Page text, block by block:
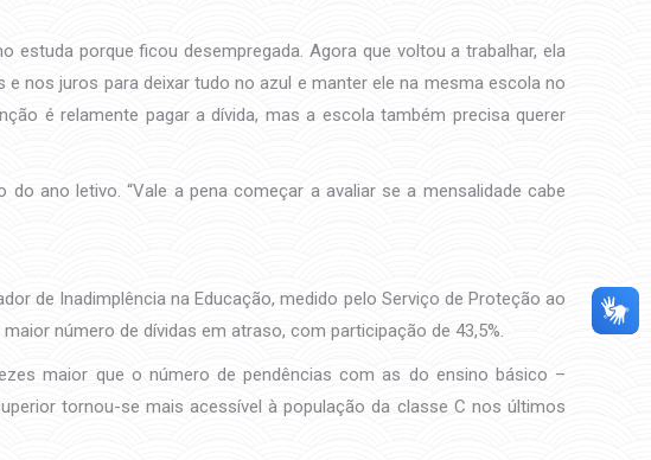
porque ficou desempregada. Agora que voltou a trabalhar, ela
nos juros para deixar tudo no azul e manter ele na mesma escola no
é relamente pagar a dívida, mas a escola também precisa querer
ano letivo. “Vale a pena começar a avaliar se a mensalidade cabe
de Inadimplência na Educação, medido pelo Serviço de Proteção ao
número de dívidas em atraso, com participação de 43,5%.
maior que o número de pendências com as do ensino básico –
tornou-se mais acessível à população da classe C nos últimos